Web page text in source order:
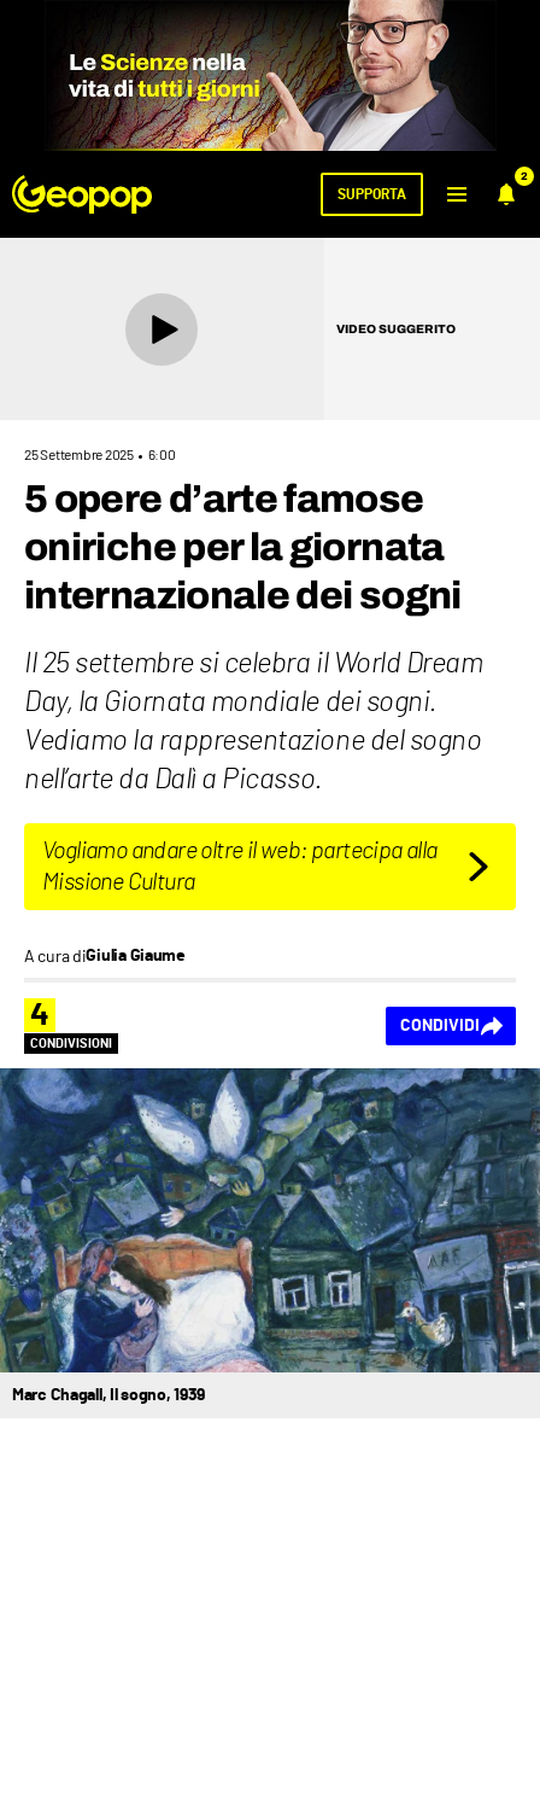
2
SUPPORTA
VIDEO SUGGERITO
25 Settembre 2025 6:00
5 opere d’arte famose
oniriche per la giornata
internazionale dei sogni
Il 25 settembre si celebra il World Dream
Day, la Giornata mondiale dei sogni.
Vediamo la rappresentazione del sogno
nell’arte da Dalì a Picasso.
Vogliamo andare oltre il web: partecipa alla
Missione Cultura
A cura diGiulia Giaume
4
CONDIVISIONI
CONDIVIDI
Marc Chagall, Il sogno, 1939